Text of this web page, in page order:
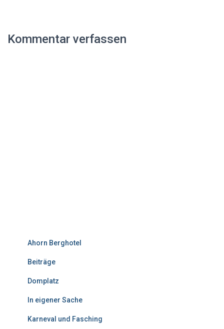
Kommentar verfassen
Ahorn Berghotel
Beiträge
Domplatz
In eigener Sache
Karneval und Fasching